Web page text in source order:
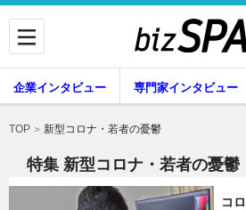
企業インタビュー 専門家インタビュー
暮らし エンタメ
TOP 新型コロナ・若者の憂鬱
特集 新型コロナ・若者の憂鬱
コ